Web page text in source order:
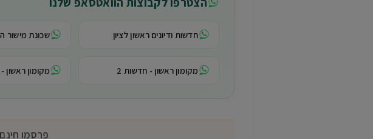
חדשות ודיונים ראשון לציון שכונת מישור
מקומון ראשון - חדשות 2 מקומון ראשון
פרסמו